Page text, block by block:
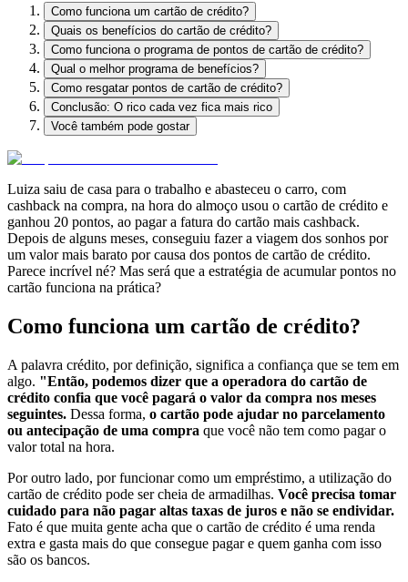
Como funciona um cartão de crédito?
Quais os benefícios do cartão de crédito?
Como funciona o programa de pontos de cartão de crédito?
Qual o melhor programa de benefícios?
Como resgatar pontos de cartão de crédito?
Conclusão: O rico cada vez fica mais rico
Você também pode gostar
Luiza saiu de casa para o trabalho e abasteceu o carro, com
cashback na compra, na hora do almoço usou o cartão de crédito e
ganhou 20 pontos, ao pagar a fatura do cartão mais cashback.
Depois de alguns meses, conseguiu fazer a viagem dos sonhos por
um valor mais barato por causa dos pontos de cartão de crédito.
Parece incrível né? Mas será que a estratégia de acumular pontos no
cartão funciona na prática?
Como funciona um cartão de crédito?
A palavra crédito, por definição, significa a confiança que se tem em
algo. "Então, podemos dizer que a operadora do cartão de
crédito confia que você pagará o valor da compra nos meses
seguintes. Dessa forma, o cartão pode ajudar no parcelamento
ou antecipação de uma compra que você não tem como pagar o
valor total na hora.
Por outro lado, por funcionar como um empréstimo, a utilização do
cartão de crédito pode ser cheia de armadilhas. Você precisa tomar
cuidado para não pagar altas taxas de juros e não se endividar.
Fato é que muita gente acha que o cartão de crédito é uma renda
extra e gasta mais do que consegue pagar e quem ganha com isso
são os bancos.